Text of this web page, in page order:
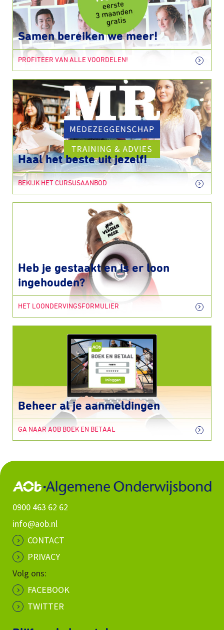
Samen bereiken we meer!
PROFITEER VAN ALLE VOORDELEN!
Haal het beste uit jezelf!
BEKIJK HET CURSUSAANBOD
Heb je gestaakt en is er loon
ingehouden?
HET LOONDERVINGSFORMULIER
Beheer al je aanmeldingen
GA NAAR AOB BOEK EN BETAAL
0900 463 62 62
info@aob.nl
CONTACT
PRIVACY
Volg ons:
FACEBOOK
TWITTER